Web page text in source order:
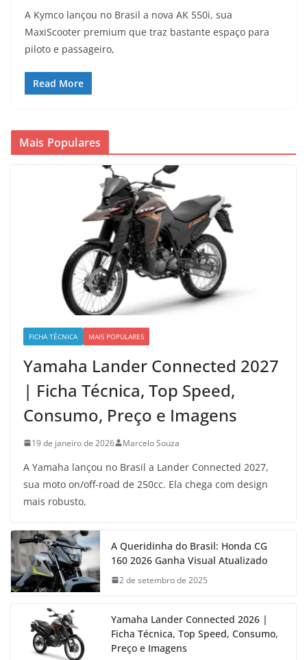
A Kymco lançou no Brasil a nova AK 550i, sua
MaxiScooter premium que traz bastante espaço para
piloto e passageiro,
Read More
Mais Populares
FICHA TÉCNICA MAIS POPULARES
Yamaha Lander Connected 2027
| Ficha Técnica, Top Speed,
Consumo, Preço e Imagens
19 de janeiro de 2026 Marcelo Souza
A Yamaha lançou no Brasil a Lander Connected 2027,
sua moto on/off-road de 250cc. Ela chega com design
mais robusto,
A Queridinha do Brasil: Honda CG
160 2026 Ganha Visual Atualizado
2 de setembro de 2025
Yamaha Lander Connected 2026 |
Ficha Técnica, Top Speed, Consumo,
Preço e Imagens